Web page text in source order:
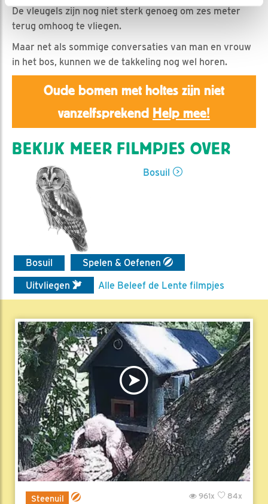
De vleugels zijn nog niet sterk genoeg om zes meter
terug omhoog te vliegen.
Maar net als sommige conversaties van man en vrouw
in het bos, kunnen we de takkeling nog wel horen.
Oude bomen met holtes zijn niet
vanzelfsprekend Help mee!
BEKIJK MEER FILMPJES OVER
Bosuil
Bosuil
Spelen & Oefenen
Uitvliegen
Alle Beleef de Lente filmpjes
Steenuil 84x
961x